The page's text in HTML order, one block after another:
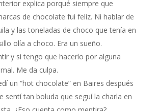
explica porqué siempre que
de chocolate fui feliz. Ni hablar de
y las toneladas de choco que tenía en
olía a choco. Era un sueño.
y si tengo que hacerlo por alguna
Me da culpa.
un “hot chocolate” en Baires después
sentí tan boluda que seguí la charla en